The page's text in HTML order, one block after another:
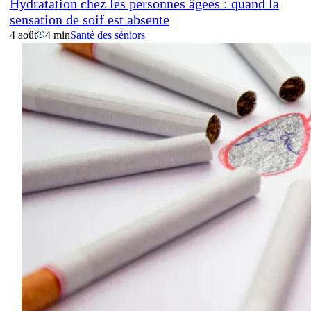
Hydratation chez les personnes âgées : quand la
sensation de soif est absente
4 août 4 minSanté des séniors